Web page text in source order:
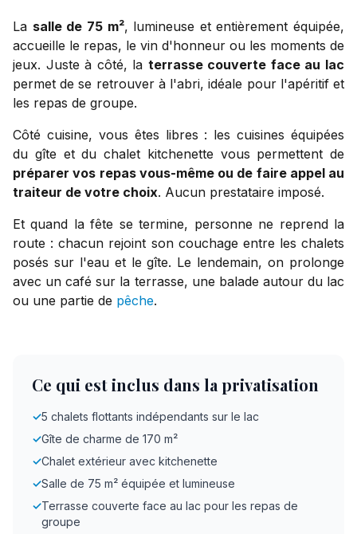
La salle de 75 m², lumineuse et entièrement équipée,
accueille le repas, le vin d'honneur ou les moments de
jeux. Juste à côté, la terrasse couverte face au lac
permet de se retrouver à l'abri, idéale pour l'apéritif et
les repas de groupe.
Côté cuisine, vous êtes libres : les cuisines équipées
du gîte et du chalet kitchenette vous permettent de
préparer vos repas vous-même ou de faire appel au
traiteur de votre choix. Aucun prestataire imposé.
Et quand la fête se termine, personne ne reprend la
route : chacun rejoint son couchage entre les chalets
posés sur l'eau et le gîte. Le lendemain, on prolonge
avec un café sur la terrasse, une balade autour du lac
ou une partie de pêche.
Ce qui est inclus dans la privatisation
✓5 chalets flottants indépendants sur le lac
✓Gîte de charme de 170 m²
✓Chalet extérieur avec kitchenette
✓Salle de 75 m² équipée et lumineuse
✓Terrasse couverte face au lac pour les repas de
groupe